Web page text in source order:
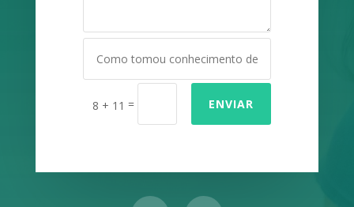
8 + 11 = ENVIAR